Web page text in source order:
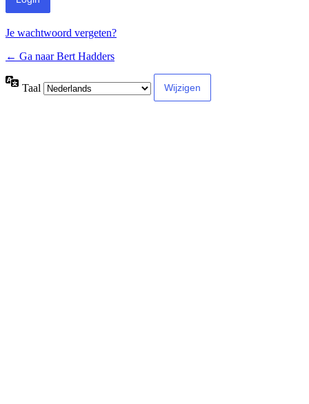
Je wachtwoord vergeten?
← Ga naar Bert Hadders
Taal